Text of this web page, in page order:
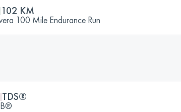
102 KM
100 Mile Endurance Run
TDS®